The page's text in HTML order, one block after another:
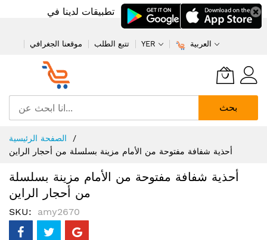
تطبيقات لدينا في
موقعنا الجغرافي تتبع الطلب YER العربية
بحث
إلى
المحتوى
الصفحة الرئيسية
أحذية شفافة مفتوحة من الأمام مزينة بسلسلة من أحجار الراين
أحذية شفافة مفتوحة من الأمام مزينة بسلسلة
من أحجار الراين
SKU amy2670